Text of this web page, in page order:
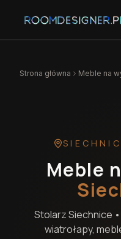
Strona główna Meble na
Meble
StolarzSiechnice
wiatrołapy,